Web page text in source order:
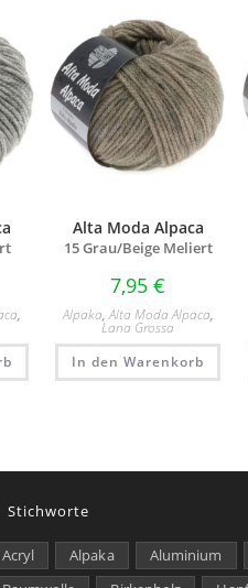
,
Alta Moda Alpaca
15 Grau/Beige Meliert
7,95€
Alpaka,Alta Moda Alpaca,
Lana Grossa
In den Warenkorb
Stichworte
Acryl Alpaka Aluminium